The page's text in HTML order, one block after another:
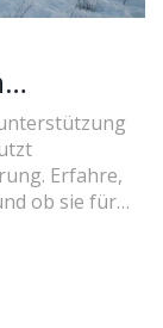
und
Erfahre,
ob sie für